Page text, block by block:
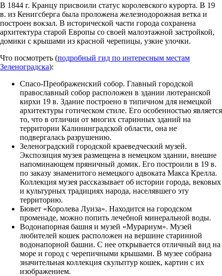
В 1844 г. Кранцу присвоили статус королевского курорта. В 19
в. из Кенигсберга была проложена железнодорожная ветка и
построен вокзал. В исторической части города сохранена
архитектура старой Европы со своей малоэтажной застройкой,
домики с крышами из красной черепицы, узкие улочки.
Что посмотреть (подробный гид по интересным местам
Зеленоградска):
Спасо-Преображенский собор. Главный городской
православный собор расположен в здании лютеранской
кирхи 19 в. Здание построено в типичном для немецкой
архитектуры готическом стиле. Его особенностью является
то, что в отличии от многих старинных зданий на
территории Калининградской области, она не
подвергалась разрушению.
Зеленоградский городской краеведческий музей.
Экспозиция музея размещена в немецком здании, внешне
напоминающем пряничный домик. Его построили в 19 в.
по заказу знаменитого немецкого адвоката Макса Крелла.
Коллекция музея рассказывает об истории города, вековых
и культурных традициях народа, населявшего эту
территорию.
Бювет «Королева Луиза». Находится на городском
променаде, можно попить лечебной минеральной воды.
Водонапорная башня и музей «Мурариум». Музей
любителей кошек расположен на вершине старинной
водонапорной башни. С нее открывается отличный вид на
море и город с черепичными крышами. В музее собрана
значительная коллекция скульптур кошек, картин с их
изображением.